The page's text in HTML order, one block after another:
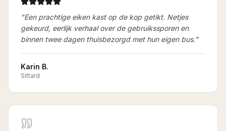
"Een prachtige eiken kast op de kop getikt. Netjes
gekeurd, eerlijk verhaal over de gebruikssporen en
binnen twee dagen thuisbezorgd met hun eigen bus."
Karin B.
Sittard